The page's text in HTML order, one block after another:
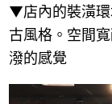
▼店內的裝潢環
古風格。空間
潑的感覺